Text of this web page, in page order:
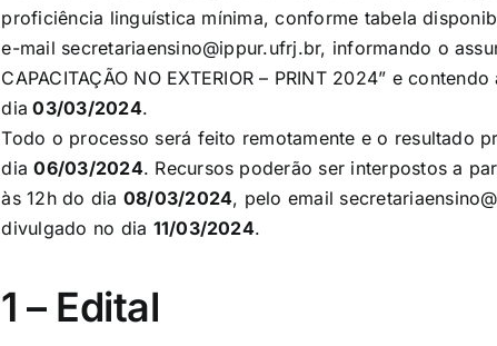
proficiência linguística mínima, conforme tabela
e-mail secretariaensino@ippur.ufrj.br, informando o
CAPACITAÇÃO NO EXTERIOR – PRINT 2024” e
dia 03/03/2024.
Todo o processo será feito remotamente e o resultado
dia06/03/2024. Recursos poderão ser interpostos a
às 12h do dia 08/03/2024, pelo email
divulgado no dia 11/03/2024.
1 – Edital